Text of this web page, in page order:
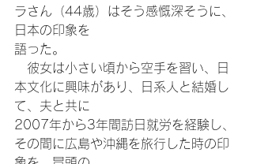
ラさん（44歳）はそう感慨深そうに、
日本の印象を
語った。
彼女は小さい頃から空手を習い、日
本文化に興味があり、日系人と結婚し
て、夫と共に
2007年から3年間訪日就労を経験し、
その間に広島や沖縄を旅行した時の印